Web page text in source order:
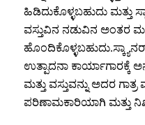
ಹಿಡಿದುಕೊಳ್ಳಬಹುದು ಮತ್ತು
ವಸ್ತುವಿನ ನಡುವಿನ ಅಂತರ
ಹೊಂದಿಕೊಳ್ಳಬಹುದು.ಸ್ಕ್ಯಾನರ್
ಉತ್ಪಾದನಾ ಕಾರ್ಯಾಗಾರಕ್ಕೆ
ಮತ್ತು ವಸ್ತುವನ್ನು ಅದರ
ಪರಿಣಾಮಕಾರಿಯಾಗಿ ಮತ್ತು